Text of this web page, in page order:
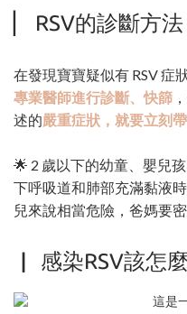
▏ RSV的診斷方法
在發現寶寶疑似有 RSV 症
專業醫師進行診斷、快篩
述的嚴重症狀 ，就要立刻
🌟 2 歲以下的幼童、嬰兒
下呼吸道和肺部充滿黏液
兒來說相當危險，爸媽要密
▏ 感染RSV該怎